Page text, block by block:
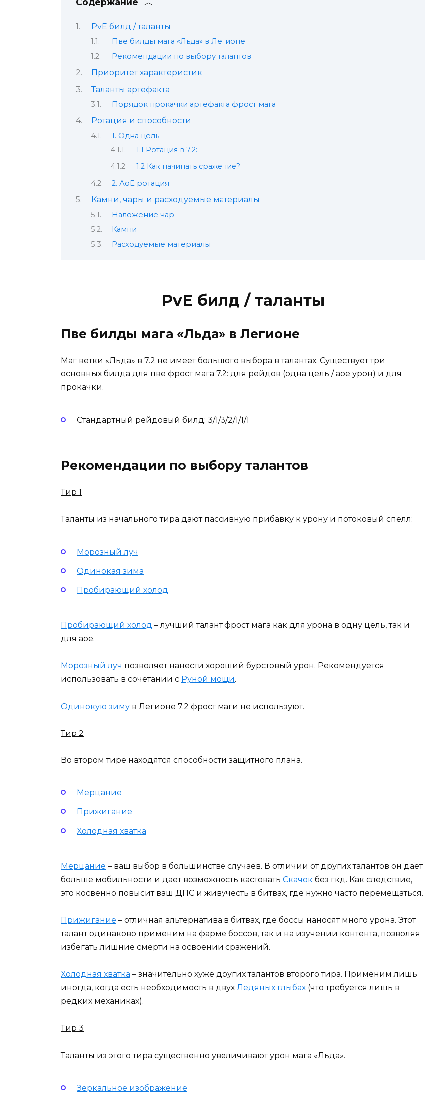
PvE билд / таланты
Пве билды мага «Льда» в Легионе
Рекомендации по выбору талантов
Приоритет характеристик
Таланты артефакта
Порядок прокачки артефакта фрост мага
Ротация и способности
1. Одна цель
1.1 Ротация в 7.2:
1.2 Как начинать сражение?
2. АоЕ ротация
Камни, чары и расходуемые материалы
Наложение чар
Камни
Расходуемые материалы
PvE билд / таланты
Пве билды мага «Льда» в Легионе
Маг ветки «Льда» в 7.2 не имеет большого выбора в талантах. Существует три
основных билда для пве фрост мага 7.2: для рейдов (одна цель / аое урон) и для
прокачки.
Стандартный рейдовый билд: 3/1/3/2/1/1/1
Рекомендации по выбору талантов
Тир 1
Таланты из начального тира дают пассивную прибавку к урону и потоковый спелл:
Морозный луч
Одинокая зима
Пробирающий холод
Пробирающий холод – лучший талант фрост мага как для урона в одну цель, так и
для аое.
Морозный луч позволяет нанести хороший бурстовый урон. Рекомендуется
использовать в сочетании с Руной мощи.
Одинокую зиму в Легионе 7.2 фрост маги не используют.
Тир 2
Во втором тире находятся способности защитного плана.
Мерцание
Прижигание
Холодная хватка
Мерцание – ваш выбор в большинстве случаев. В отличии от других талантов он дает
больше мобильности и дает возможность кастовать Скачок без гкд. Как следствие,
это косвенно повысит ваш ДПС и живучесть в битвах, где нужно часто перемещаться.
Прижигание – отличная альтернатива в битвах, где боссы наносят много урона. Этот
талант одинаково применим на фарме боссов, так и на изучении контента, позволяя
избегать лишние смерти на освоении сражений.
Холодная хватка – значительно хуже других талантов второго тира. Применим лишь
иногда, когда есть необходимость в двух Ледяных глыбах (что требуется лишь в
редких механиках).
Тир 3
Таланты из этого тира существенно увеличивают урон мага «Льда».
Зеркальное изображение